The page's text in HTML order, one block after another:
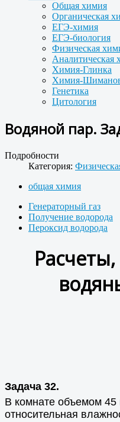
Общая химия
Органическая
ЕГЭ-химия
ЕГЭ-биология
Физическая
Аналитическая
Химия-Глинка
Химия-
Генетика
Цитология
Водяной пар.
Подробности
Категория:
общая химия
Генераторный газ
Получение водорода
Пероксид водорода
Задача 32.
В комнате объемом 45
относительная